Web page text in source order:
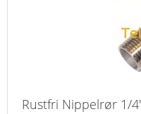
Rustfri Nippelrør 1/